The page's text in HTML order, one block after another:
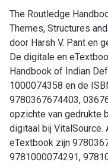
The Routledge
Themes, Structures
door Harsh V. Pant en
De digitale en
Handbook of Indian
1000074358 en de
9780367674403,
opzichte van gedrukte
digitaal bij VitalSource.
eTextbook zijn
9781000074291,